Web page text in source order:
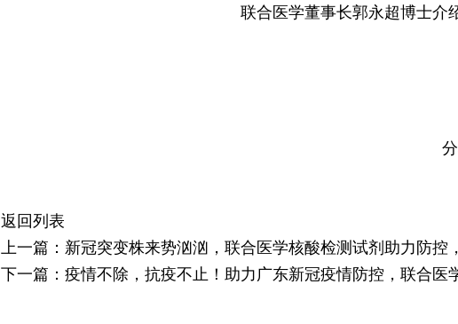
联合医学董事长郭永超博士介
返回列表
上一篇：新冠突变株来势汹汹，联合医学核酸检测试剂助力防控
下一篇：疫情不除，抗疫不止！助力广东新冠疫情防控，联合医